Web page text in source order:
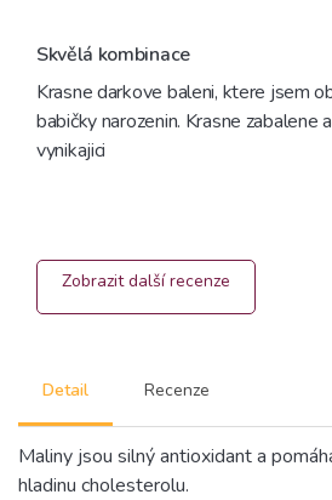
Detail Recenze
Maliny jsou silný antioxidant a
hladinu cholesterolu.
Skvělá kombinace
Krasne darkove baleni, ktere jsem
babičky narozenin. Krasne zabalene
vynikajici
Zobrazit další recenze